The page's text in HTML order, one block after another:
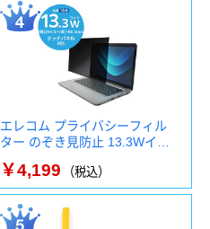
エレコム プライバシーフィル
ター のぞき見防止 13.3Wイ…
￥4,199 （税込）